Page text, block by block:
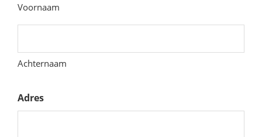
Voornaam
Achternaam
Adres